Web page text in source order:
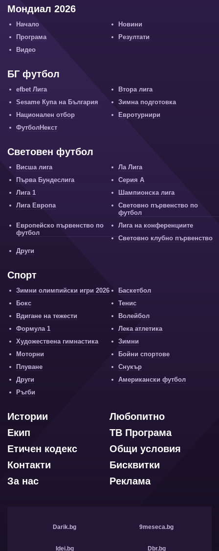
Мондиал 2026
Начало
Новини
Програма
Резултати
Видео
БГ футбол
efbet Лига
Втора лига
Sesame Купа на България
Зимна подготовка
Национален отбор
Евротурнири
ФутболНекст
Световен футбол
Висша лига
Ла Лига
Първа Бундеслига
Серия А
Лига 1
Шампионска лига
Лига Европа
Световно първенство по
футбол
Европейско първенство по
футбол
Лига на конференциите
Световно клубно първенство
Други
Спорт
Зимни олимпийски игри 2026
Баскетбол
Бокс
Тенис
Вдигане на тежести
Волейбол
Формула 1
Лека атлетика
Художествена гимнастика
Зимни
Моторни
Бойни спортове
Плуване
Снукър
Други
Американски футбол
Ръгби
Любопитно
Истории
ТВ Програма
Екип
Общи условия
Етичен кодекс
Бисквитки
Контакти
Реклама
За нас
Darik.bg 9meseca.bg
Idei.bg Dbr.bg